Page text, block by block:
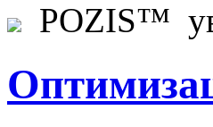
POZIS™